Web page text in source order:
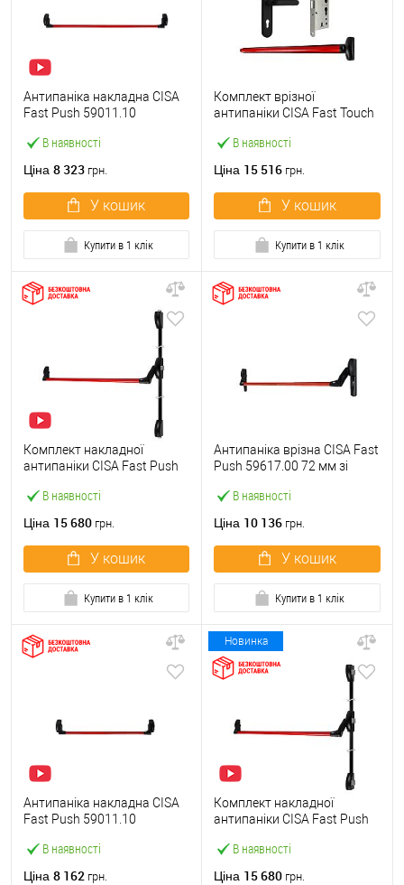
В наявності
Антипаніка накладна CISA
Fast Push 59011.10
штангою 1200 мм червона
Ціна 8 323 грн.
У кошик
Купити в 1 клік
В наявності
Комплект врізної
антипаніки CISA Fast Touch
із замком та ручкою
Ціна 15 516 грн.
У кошик
Купити в 1 клік
В наявності
Комплект накладної
антипаніки CISA Fast Push
точковий вверх-вниз
Ціна 15 680 грн.
У кошик
Купити в 1 клік
В наявності
Антипаніка врізна CISA Fast
Push 59617.00 72 мм зі
Ціна 10 136 грн.
У кошик
Купити в 1 клік
В наявності
Антипаніка накладна CISA
Fast Push 59011.10
штангою 900 мм червона
Ціна 8 162 грн.
Новинка
В наявності
Комплект накладної
антипаніки CISA Fast Push
точковий вбік червона
Ціна 15 680 грн.